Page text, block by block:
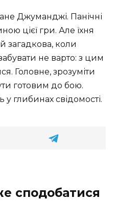
Джуманджі. Панічні
цієї гри. Але їхня
загадкова, коли
не варто: з цим
Головне, зрозуміти
готовим до бою.
у глибинах свідомості.
сподобатися